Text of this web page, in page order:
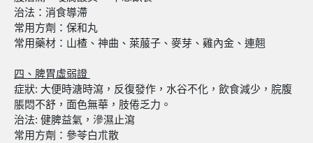
治法：消食導滯
常用方劑：保和丸
常用藥材：山楂、神曲、萊菔子、麥芽、雞內金、連翹
四、脾胃虛弱證
症狀: 大便時溏時瀉，反復發作，水谷不化，飲食減少，脘腹
脹悶不舒，面色無華，肢倦乏力。
治法: 健脾益氣，滲濕止瀉
常用方劑：參苓白朮散